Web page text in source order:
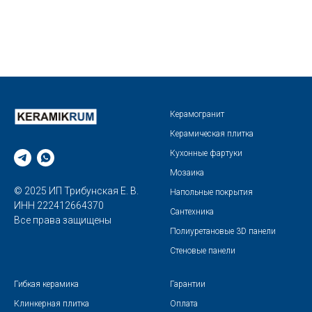
© 2025 ИП Трибунская Е. В.
ИНН 222412664370
Все права защищены
Керамогранит
Керамическая плитка
Кухонные фартуки
Мозаика
Напольные покрытия
Сантехника
Полиуретановые 3D панели
Стеновые панели
Гибкая керамика
Клинкерная плитка
Гарантии
Оплата